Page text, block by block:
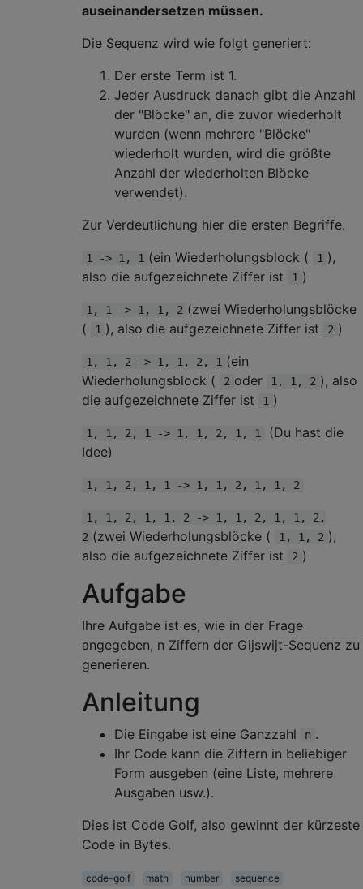
auseinandersetzen müssen.
Die Sequenz wird wie folgt generiert:
Der erste Term ist 1.
Jeder Ausdruck danach gibt die Anzahl
der "Blöcke" an, die zuvor wiederholt
wurden (wenn mehrere "Blöcke"
wiederholt wurden, wird die größte
Anzahl der wiederholten Blöcke
verwendet).
Zur Verdeutlichung hier die ersten Begriffe.
1 -> 1, 1 (ein Wiederholungsblock ( 1 ),
also die aufgezeichnete Ziffer ist
1 )
1, 1 -> 1, 1, 2 (zwei Wiederholungsblöcke
(
1 ), also die aufgezeichnete Ziffer ist 2 )
1, 1, 2 -> 1, 1, 2, 1 (ein
Wiederholungsblock (
2 oder 1, 1, 2 ), also
die aufgezeichnete Ziffer ist
1 )
1, 1, 2, 1 -> 1, 1, 2, 1, 1
(Du hast die
Idee)
1, 1, 2, 1, 1 -> 1, 1, 2, 1, 1, 2
1, 1, 2, 1, 1, 2 -> 1, 1, 2, 1, 1, 2,
2 (zwei Wiederholungsblöcke ( 1, 1, 2 ),
also die aufgezeichnete Ziffer ist
2 )
Aufgabe
Ihre Aufgabe ist es, wie in der Frage
angegeben, n Ziffern der Gijswijt-Sequenz zu
generieren.
Anleitung
Die Eingabe ist eine Ganzzahl n .
Ihr Code kann die Ziffern in beliebiger
Form ausgeben (eine Liste, mehrere
Ausgaben usw.).
Dies ist Code Golf, also gewinnt der kürzeste
Code in Bytes.
code-golf math number
sequence